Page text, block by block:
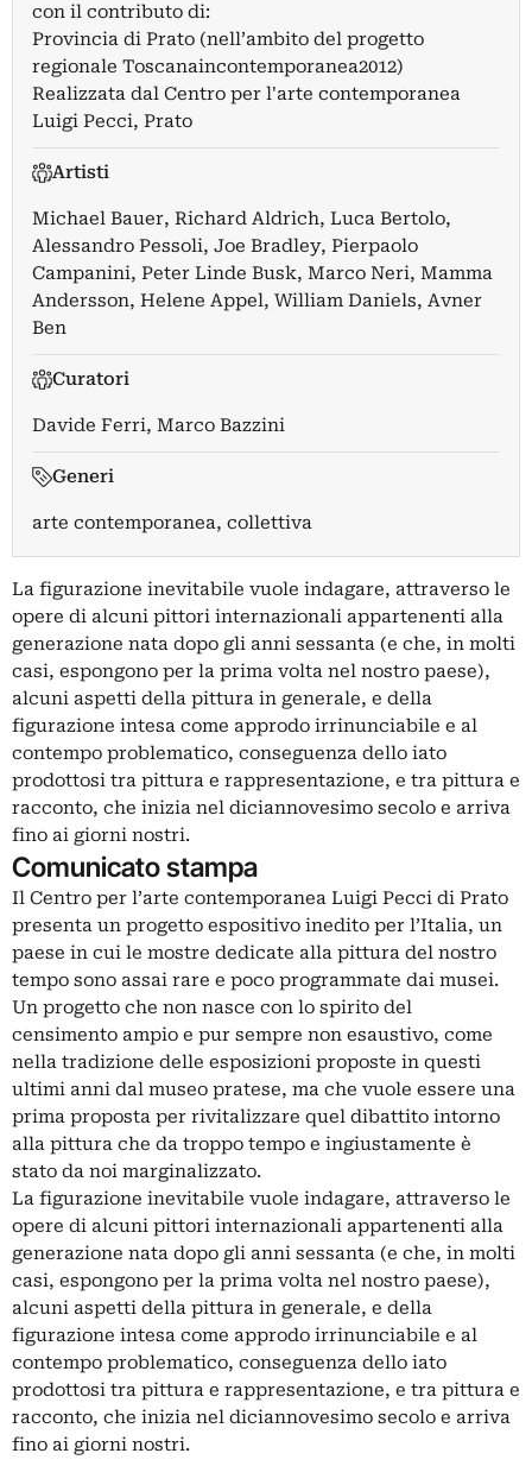
con il contributo di:
Provincia di Prato (nell’ambito del progetto
regionale Toscanaincontemporanea2012)
Realizzata dal Centro per l'arte contemporanea
Luigi Pecci, Prato
Artisti
Michael Bauer, Richard Aldrich, Luca Bertolo,
Alessandro Pessoli, Joe Bradley, Pierpaolo
Campanini, Peter Linde Busk, Marco Neri, Mamma
Andersson, Helene Appel, William Daniels, Avner
Ben
Curatori
Davide Ferri, Marco Bazzini
Generi
arte contemporanea, collettiva
La figurazione inevitabile vuole indagare, attraverso le
opere di alcuni pittori internazionali appartenenti alla
generazione nata dopo gli anni sessanta (e che, in molti
casi, espongono per la prima volta nel nostro paese),
alcuni aspetti della pittura in generale, e della
figurazione intesa come approdo irrinunciabile e al
contempo problematico, conseguenza dello iato
prodottosi tra pittura e rappresentazione, e tra pittura e
racconto, che inizia nel diciannovesimo secolo e arriva
fino ai giorni nostri.
Comunicato stampa
Il Centro per l’arte contemporanea Luigi Pecci di Prato
presenta un progetto espositivo inedito per l’Italia, un
paese in cui le mostre dedicate alla pittura del nostro
tempo sono assai rare e poco programmate dai musei.
Un progetto che non nasce con lo spirito del
censimento ampio e pur sempre non esaustivo, come
nella tradizione delle esposizioni proposte in questi
ultimi anni dal museo pratese, ma che vuole essere una
prima proposta per rivitalizzare quel dibattito intorno
alla pittura che da troppo tempo e ingiustamente è
stato da noi marginalizzato.
La figurazione inevitabile vuole indagare, attraverso le
opere di alcuni pittori internazionali appartenenti alla
generazione nata dopo gli anni sessanta (e che, in molti
casi, espongono per la prima volta nel nostro paese),
alcuni aspetti della pittura in generale, e della
figurazione intesa come approdo irrinunciabile e al
contempo problematico, conseguenza dello iato
prodottosi tra pittura e rappresentazione, e tra pittura e
racconto, che inizia nel diciannovesimo secolo e arriva
fino ai giorni nostri.